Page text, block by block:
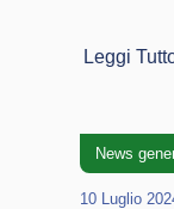
Leggi
News
10 Luglio